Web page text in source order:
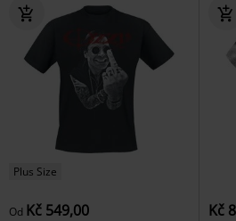
Plus Size
Od Kč 549,00 Kč